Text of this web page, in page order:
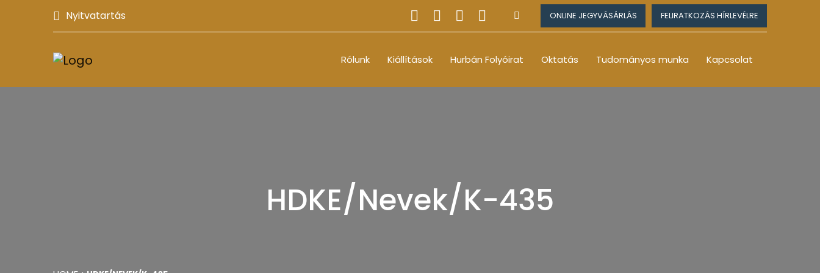
Nyitvatartás ONLINE JEGYVÁSÁRLÁS FELIRATKOZÁS HÍRLEVÉLRE
Rólunk Kiállítások Hurbán Folyóirat Oktatás Tudományos munka Kapcsolat
HDKE/Nevek/K-435